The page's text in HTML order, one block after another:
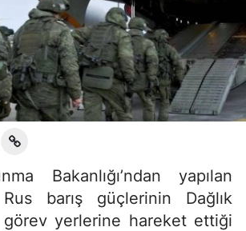
Bakanlığı’ndan yapılan
Rus barış güçlerinin Dağlık
görev yerlerine hareket ettiği